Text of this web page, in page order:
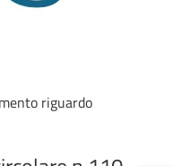
riguardo